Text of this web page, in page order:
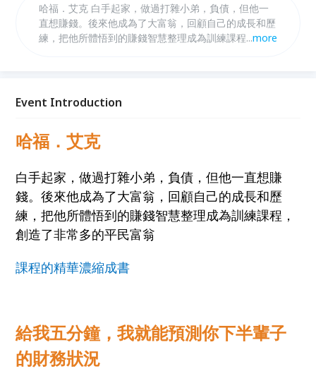
哈福．艾克 白手起家，做過打雜小弟，負債，但他一
直想賺錢。後來他成為了大富翁，回顧自己的成長和歷
練，把他所體悟到的賺錢智慧整理成為訓練課程，創造
...more
Event Introduction
哈福．艾克
白手起家，做過打雜小弟，負債，但他一直想賺
錢。後來他成為了大富翁，回顧自己的成長和歷
練，把他所體悟到的賺錢智慧整理成為訓練課程，
創造了非常多的平民富翁
課程的精華濃縮成書
給我五分鐘，我就能預測你下半輩子
的財務狀況